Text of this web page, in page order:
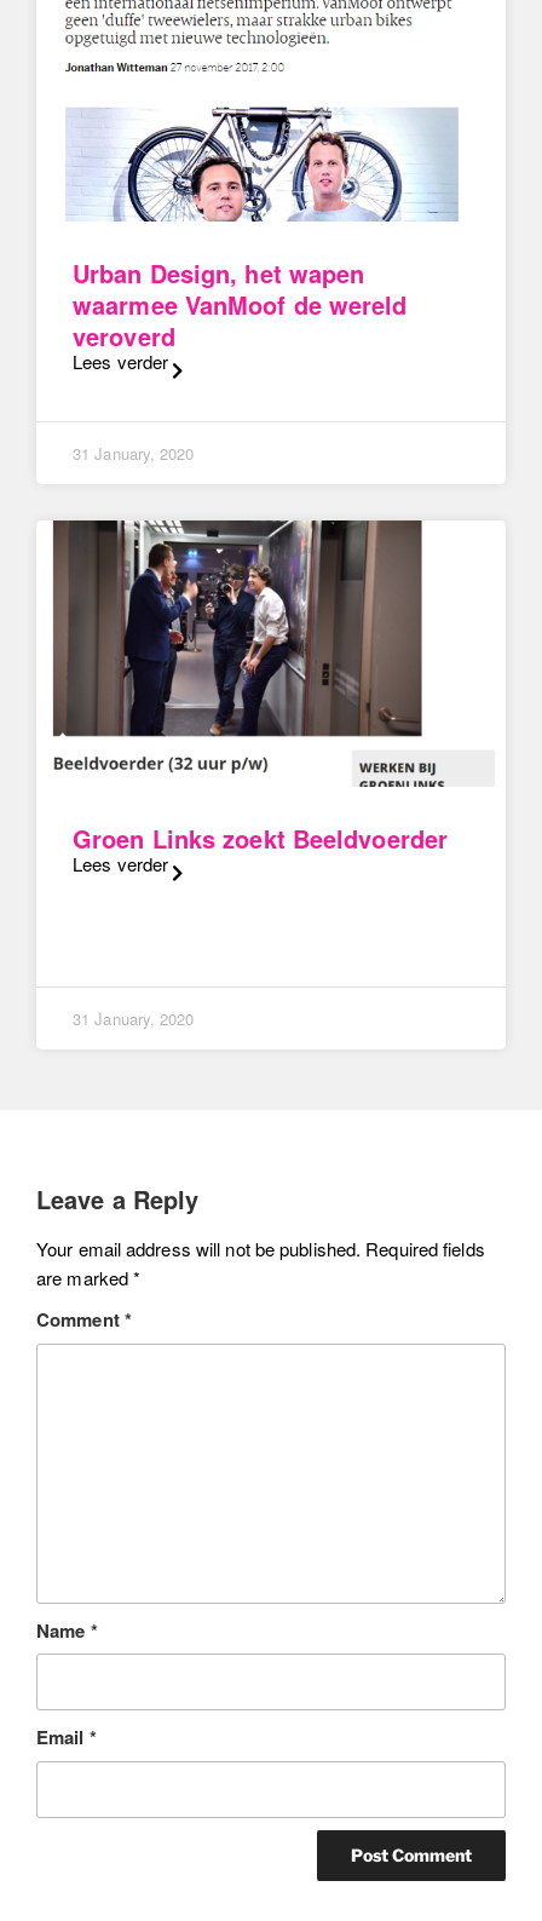
Urban Design, het wapen
waarmee VanMoof de wereld
veroverd
Lees verder
31 January, 2020
Groen Links zoekt Beeldvoerder
Lees verder
31 January, 2020
Leave a Reply
Your email address will not be published. Required fields
are marked*
Comment*
Name *
Email *